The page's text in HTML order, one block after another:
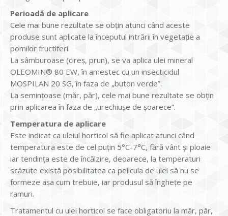
Perioadă de aplicare
Cele mai bune rezultate se obţin atunci când aceste
produse sunt aplicate la începutul intrării în vegetaţie a
pomilor fructiferi.
La sâmburoase (cireş, prun), se va aplica ulei mineral
OLEOMIN® 80 EW, în amestec cu un insecticidul
MOSPILAN 20 SG, în faza de „buton verde”.
La seminţoase (măr, păr), cele mai bune rezultate se obţin
prin aplicarea în faza de „urechiuşe de şoarece”.
Temperatura de aplicare
Este indicat ca uleiul horticol să fie aplicat atunci când
temperatura este de cel puţin 5°C-7°C, fără vânt și ploaie
iar tendinţa este de încălzire, deoarece, la temperaturi
scăzute există posibilitatea ca pelicula de ulei să nu se
formeze aşa cum trebuie, iar produsul să îngheţe pe
ramuri.
Tratamentul cu ulei horticol se face obligatoriu la măr, păr,